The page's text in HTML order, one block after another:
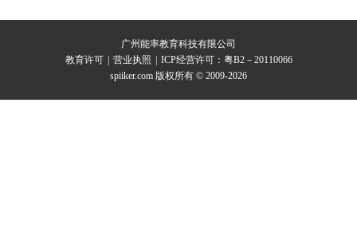
广州能率教育科技有限公司
教育许可 | 营业执照 | ICP经营许可：粤B2－20110066
spiiker.com 版权所有 © 2009-2026